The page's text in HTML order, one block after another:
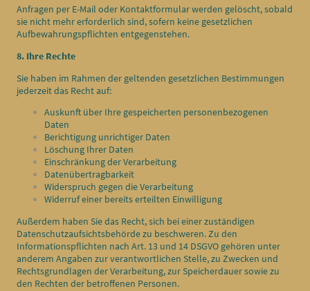
Anfragen per E-Mail oder Kontaktformular werden gelöscht, sobald
sie nicht mehr erforderlich sind, sofern keine gesetzlichen
Aufbewahrungspflichten entgegenstehen.
8. Ihre Rechte
Sie haben im Rahmen der geltenden gesetzlichen Bestimmungen
jederzeit das Recht auf:
Auskunft über Ihre gespeicherten personenbezogenen
Daten
Berichtigung unrichtiger Daten
Löschung Ihrer Daten
Einschränkung der Verarbeitung
Datenübertragbarkeit
Widerspruch gegen die Verarbeitung
Widerruf einer bereits erteilten Einwilligung
Außerdem haben Sie das Recht, sich bei einer zuständigen
Datenschutzaufsichtsbehörde zu beschweren. Zu den
Informationspflichten nach Art. 13 und 14 DSGVO gehören unter
anderem Angaben zur verantwortlichen Stelle, zu Zwecken und
Rechtsgrundlagen der Verarbeitung, zur Speicherdauer sowie zu
den Rechten der betroffenen Personen.